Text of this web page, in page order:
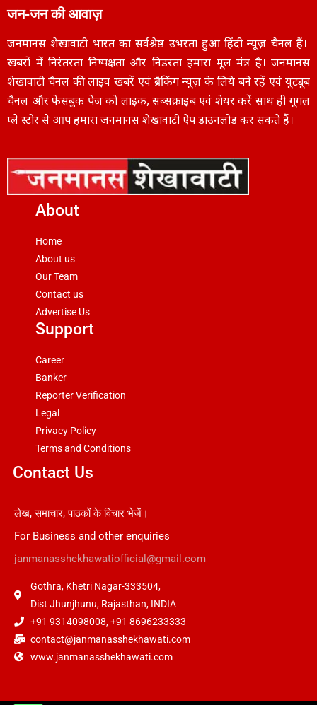
जन-जन की आवाज़
जनमानस शेखावाटी भारत का सर्वश्रेष्ठ उभरता हुआ हिंदी न्यूज़ चैनल हैं।
खबरों में निरंतरता निष्पक्षता और निडरता हमारा मूल मंत्र है। जनमानस
शेखावाटी चैनल की लाइव खबरें एवं ब्रैकिंग न्यूज़ के लिये बने रहें एवं यूट्यूब
चैनल और फेसबुक पेज को लाइक, सब्सक्राइब एवं शेयर करें साथ ही गूगल
प्ले स्टोर से आप हमारा जनमानस शेखावाटी ऐप डाउनलोड कर सकते हैं।
About
Home
About us
Our Team
Contact us
Advertise Us
Support
Career
Banker
Reporter Verification
Legal
Privacy Policy
Terms and Conditions
Contact Us
लेख, समाचार, पाठकों के विचार भेजें।
For Business and other enquiries
janmanasshekhawatiofficial@gmail.com
Gothra, Khetri Nagar-333504,
Dist Jhunjhunu, Rajasthan, INDIA
+91 9314098008, +91 8696233333
contact@janmanasshekhawati.com
www.janmanasshekhawati.com